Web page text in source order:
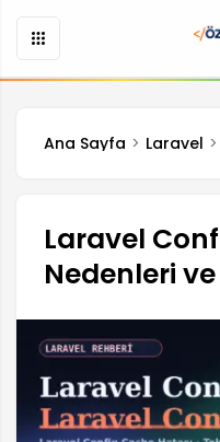
Ana Sayfa Laravel
Laravel
Nedenleri ve